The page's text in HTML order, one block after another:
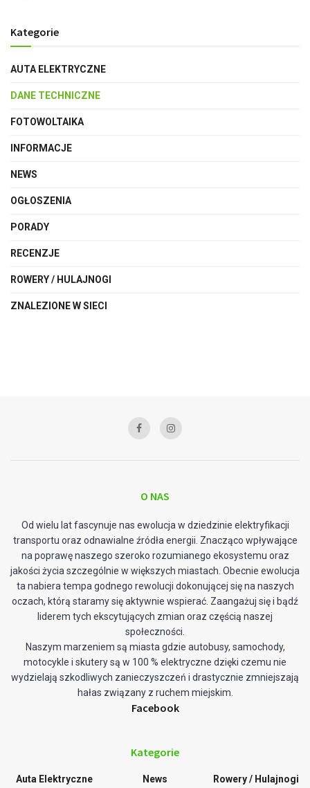
Kategorie
AUTA ELEKTRYCZNE
DANE TECHNICZNE
FOTOWOLTAIKA
INFORMACJE
NEWS
OGŁOSZENIA
PORADY
RECENZJE
ROWERY / HULAJNOGI
ZNALEZIONE W SIECI
O NAS
Od wielu lat fascynuje nas ewolucja w dziedzinie elektryfikacji
transportu oraz odnawialne źródła energii. Znacząco wpływające
na poprawę naszego szeroko rozumianego ekosystemu oraz
jakości życia szczególnie w większych miastach. Obecnie ewolucja
ta nabiera tempa godnego rewolucji dokonującej się na naszych
oczach, którą staramy się aktywnie wspierać. Zaangażuj się i bądź
liderem tych ekscytujących zmian oraz częścią naszej
społeczności.
Naszym marzeniem są miasta gdzie autobusy, samochody,
motocykle i skutery są w 100 % elektryczne dzięki czemu nie
wydzielają szkodliwych zanieczyszczeń i drastycznie zmniejszają
hałas związany z ruchem miejskim.
Facebook
Kategorie
Auta Elektryczne News Rowery / Hulajnogi